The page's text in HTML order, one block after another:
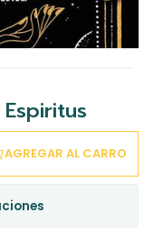
AGREGAR AL CARRO